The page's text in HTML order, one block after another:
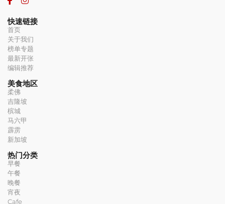
快速链接
首页
关于我们
榜单专题
最新开张
编辑推荐
美食地区
柔佛
吉隆坡
槟城
马六甲
霹雳
新加坡
热门分类
早餐
午餐
晚餐
宵夜
Cafe